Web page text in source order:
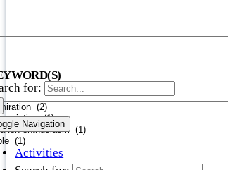
for:
Navigation
Activities